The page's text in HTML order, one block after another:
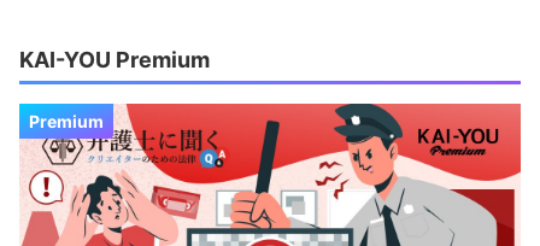
KAI-YOU Premium
Premium